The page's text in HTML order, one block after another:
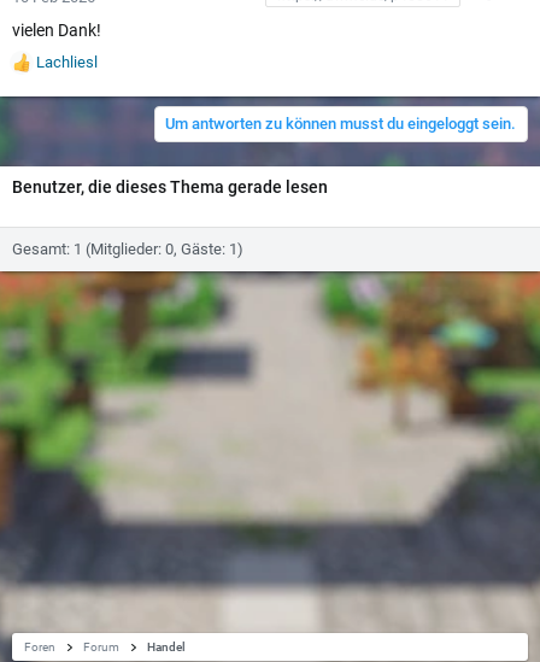
vielen Dank!
W
n
g
n
:
Lachliesl
Um antworten zu können musst du eingeloggt sein.
Benutzer, die dieses Thema gerade lesen
Gesamt: 1 (Mitglieder: 0, Gäste: 1)
Foren Forum Handel